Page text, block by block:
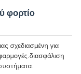
φορτίο
σχεδιασμένη για